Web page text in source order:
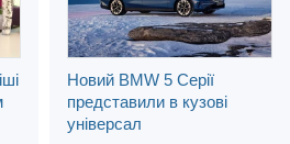
Новий BMW 5 Серії
представили в кузові
універсал